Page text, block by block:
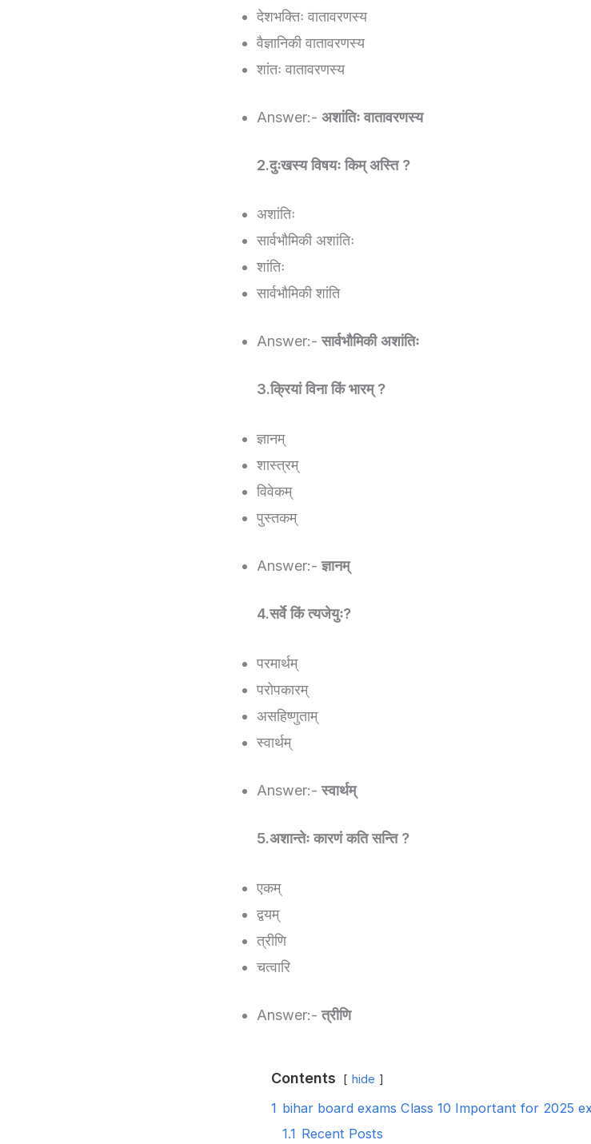
देशभक्तिः वातावरणस्य
वैज्ञानिकी वातावरणस्य
शांतः वातावरणस्य
Answer:- अशांतिः वातावरणस्य
2.दुःखस्य विषयः किम् अस्ति ?
अशांतिः
सार्वभौमिकी अशांतिः
शांतिः
सार्वभौमिकी शांति
Answer:-सार्वभौमिकी अशांतिः
3.क्रियां विना किं भारम् ?
ज्ञानम्
शास्त्रम्
विवेकम्
पुस्तकम्
Answer:-ज्ञानम्
4.सर्वे किं त्यजेयुः?
परमार्थम्
परोपकारम्
असहिष्णुताम्
स्वार्थम्
Answer:- स्वार्थम्
5.अशान्तेः कारणं कति सन्ति ?
एकम्
द्वयम्
त्रीणि
चत्वारि
Answer:-त्रीणि
Contents hide
1 bihar board exams Class 10 Important for 2025
1.1 Recent Posts